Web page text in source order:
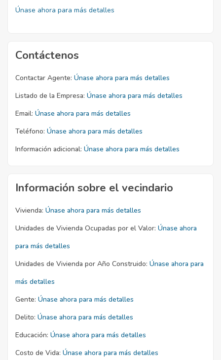
Únase ahora para más detalles
Contáctenos
Contactar Agente: Únase ahora para más detalles
Listado de la Empresa: Únase ahora para más detalles
Email: Únase ahora para más detalles
Teléfono: Únase ahora para más detalles
Información adicional: Únase ahora para más detalles
Información sobre el vecindario
Vivienda: Únase ahora para más detalles
Unidades de Vivienda Ocupadas por el Valor: Únase ahora
para más detalles
Unidades de Vivienda por Año Construido: Únase ahora para
más detalles
Gente: Únase ahora para más detalles
Delito: Únase ahora para más detalles
Educación: Únase ahora para más detalles
Costo de Vida: Únase ahora para más detalles